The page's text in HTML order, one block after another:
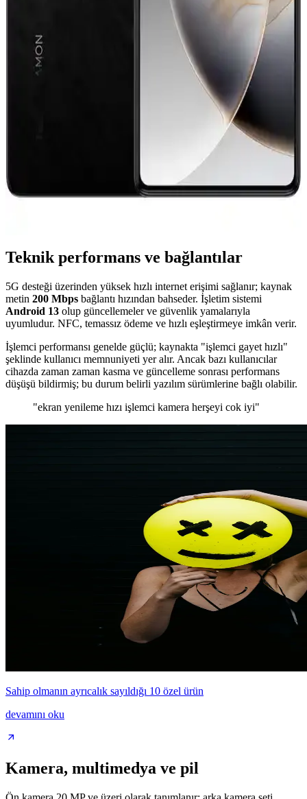
Tecno CAMON 40, şık tasarımı, güçlü bataryası ve yüksek
çözünürlüklü kameralarıyla öne çıkan akıllı telefon. Günlük
kullanım ve fotoğrafçılıkta yüksek performans sunar.
Tecno CAMON 40 ve Premier 5G Karşılaştırması:
Özellikler ve Kullanıcı Yorumları
Tecno CAMON 40 ve Premier 5G'nin özellikleri, kamera, ekran ve
performans açısından detaylı karşılaştırmasıyla ihtiyaçlarınıza uygun
Tecno Camon 30 ile Tecno Spark 20 Pro
Karşılaştırması: Hangi Model Sizin İçin Uygun
Tecno Camon 30 ve Tecno Spark 20 Pro modellerini detaylı
Teknik performans ve bağlantılar
5G desteği üzerinden yüksek hızlı internet erişimi sağlanır; kaynak
metin 200 Mbps bağlantı hızından bahseder. İşletim sistemi
Android 13 olup güncellemeler ve güvenlik yamalarıyla
uyumludur. NFC, temassız ödeme ve hızlı eşleştirmeye imkân verir.
İşlemci performansı genelde güçlü; kaynakta "işlemci gayet hızlı"
şeklinde kullanıcı memnuniyeti yer alır. Ancak bazı kullanıcılar
cihazda zaman zaman kasma ve güncelleme sonrası performans
düşüşü bildirmiş; bu durum belirli yazılım sürümlerine bağlı olabilir.
"ekran yenileme hızı işlemci kamera herşeyi cok iyi"
Sahip olmanın ayrıcalık sayıldığı 10 özel ürün
devamını oku
Kamera, multimedya ve pil